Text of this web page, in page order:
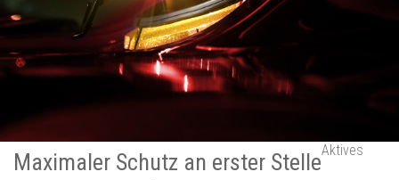
Maximaler Schutz an erster StelleAktives